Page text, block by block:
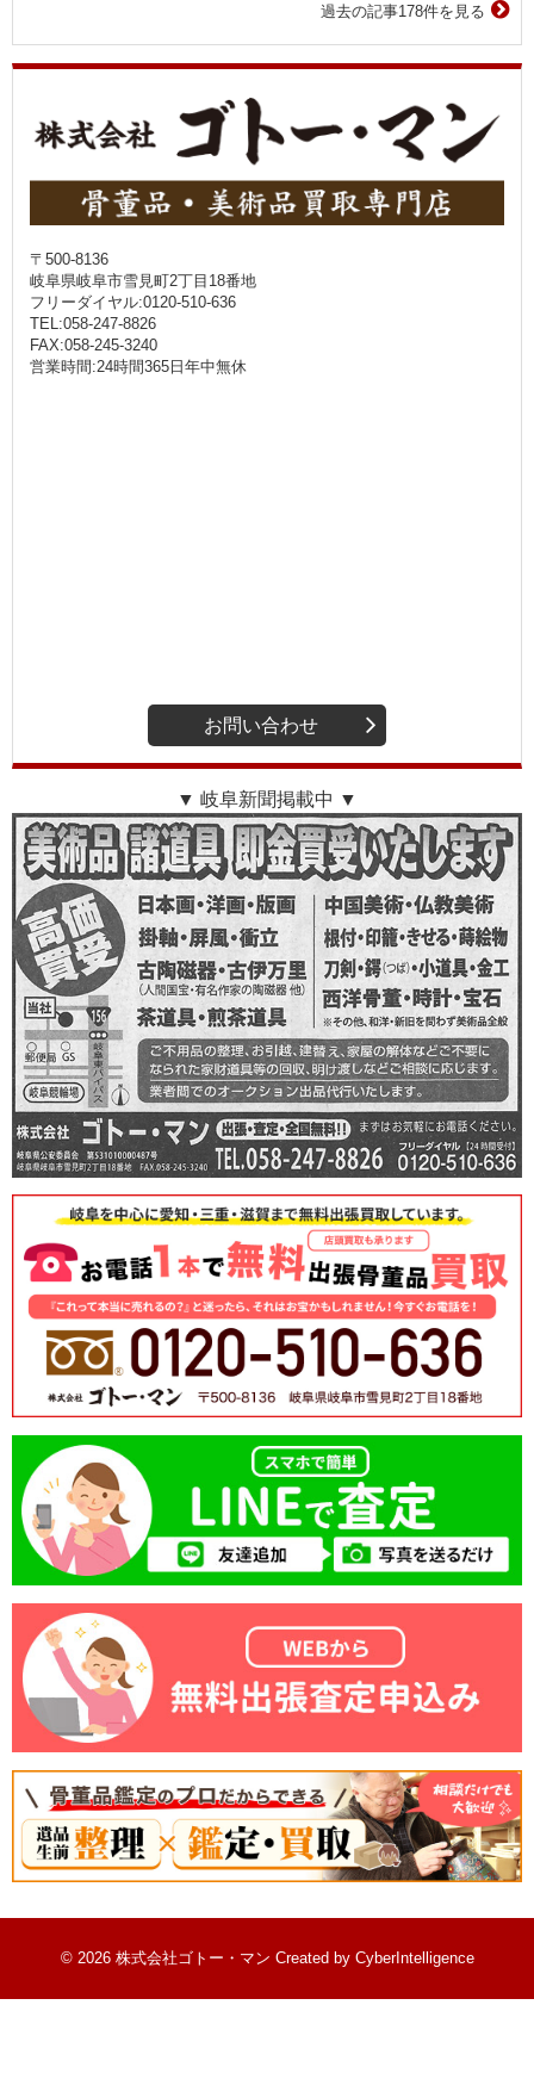
過去の記事178件を見る
〒500-8136
岐阜県岐阜市雪見町2丁目18番地
フリーダイヤル:0120-510-636
TEL:058-247-8826
FAX:058-245-3240
営業時間:24時間365日年中無休
お問い合わせ
▼ 岐阜新聞掲載中 ▼
© 2026 株式会社ゴトー・マン Created by CyberIntelligence